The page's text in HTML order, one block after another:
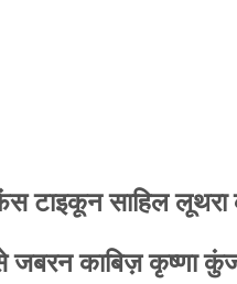
टाइकून साहिल लूथरा
जबरन काबिज़ कृष्णा